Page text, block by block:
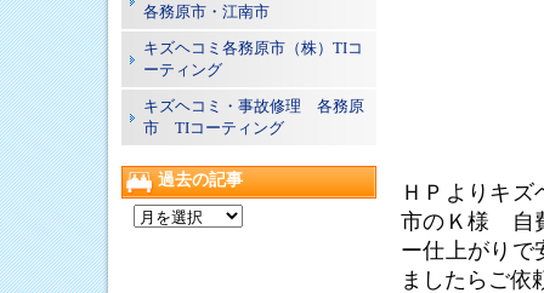
ＨＰよりキ
市のＫ様 自
ー仕上がり
ましたらご依
各務原市・江南市
キズヘコミ各務原市（株）TIコ
ーティング
キズヘコミ・事故修理 各務原
市 TIコーティング
過去の記事
過
去